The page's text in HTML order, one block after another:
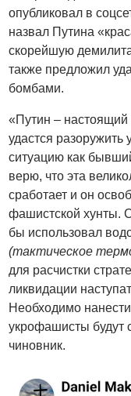
опубликовал в
назвал Путина
скорейшую
также предложил
бомбами.
«Путин – настоящий
удастся
ситуацию как
верю, что эта
сработает и он
фашистской хунты.
бы использовал
(тактическое
для расчистки
ликвидации
Необходимо
укрофашисты будут
чиновник.